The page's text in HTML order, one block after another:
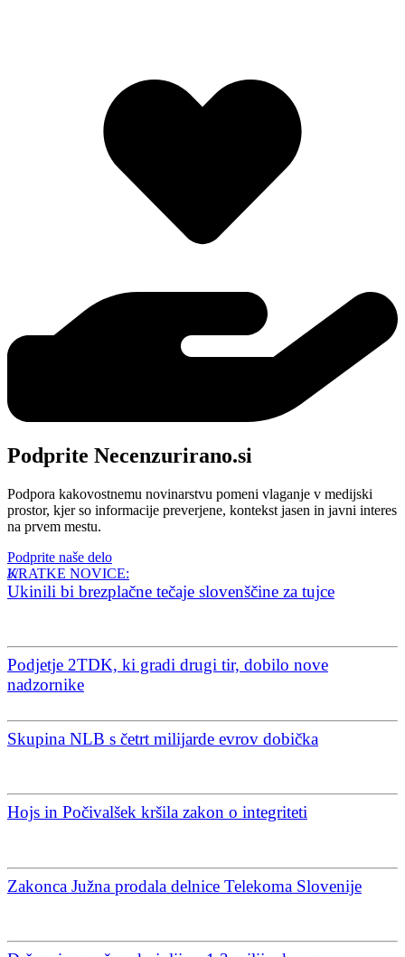
Podprite Necenzurirano.si
Podpora kakovostnemu novinarstvu pomeni vlaganje v medijski
prostor, kjer so informacije preverjene, kontekst jasen in javni interes
na prvem mestu.
Podprite naše delo
KRATKE NOVICE:
Ukinili bi brezplačne tečaje slovenščine za tujce
Podjetje 2TDK, ki gradi drugi tir, dobilo nove
nadzornike
Skupina NLB s četrt milijarde evrov dobička
Hojs in Počivalšek kršila zakon o integriteti
Zakonca Južna prodala delnice Telekoma Slovenije